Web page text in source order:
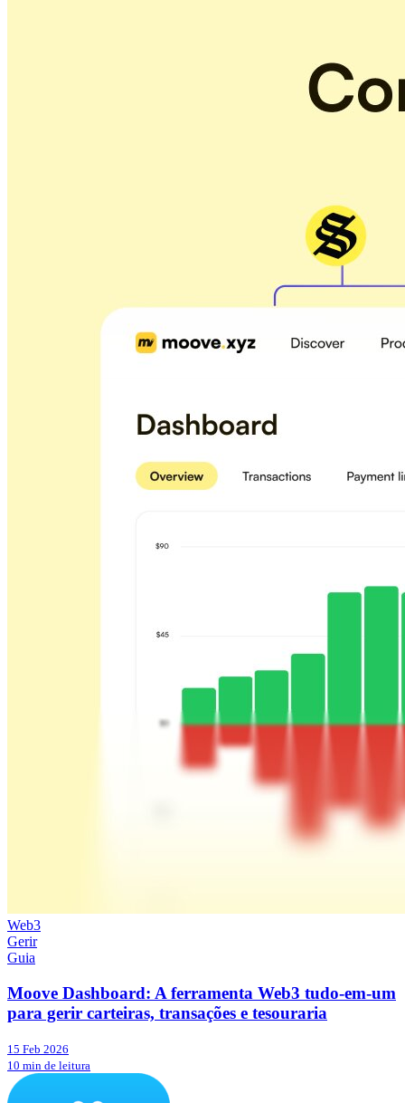
Web3
Gerir
Guia
Moove Dashboard: A ferramenta Web3 tudo-em-um
para gerir carteiras, transações e tesouraria
15 Feb 2026
10 min de leitura